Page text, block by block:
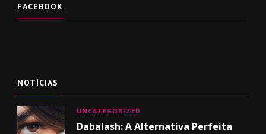
FACEBOOK
NOTÍCIAS
UNCATEGORIZED
Dabalash: A Alternativa Perfeita